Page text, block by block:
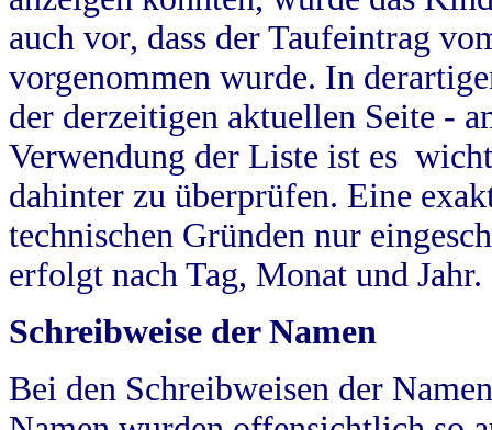
auch vor, dass der Taufeintrag
vorgenommen wurde. In
der derzeitigen aktuellen Seite -
Verwendung der Liste ist es
dahinter zu überprüfen. Eine
technischen Gründen nur
erfolgt nach Tag, Monat und Jahr.
Schreibweise der Namen
Bei den Schreibweisen der